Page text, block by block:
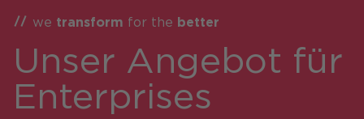
we transform for the better
Unser Ange­bot für
Enterprises